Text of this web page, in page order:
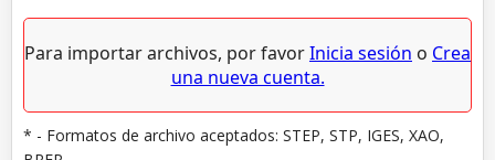
Para importar archivos, por favorInicia sesión o Crea
una nueva cuenta.
* - Formatos de archivo aceptados: STEP, STP, IGES, XAO,